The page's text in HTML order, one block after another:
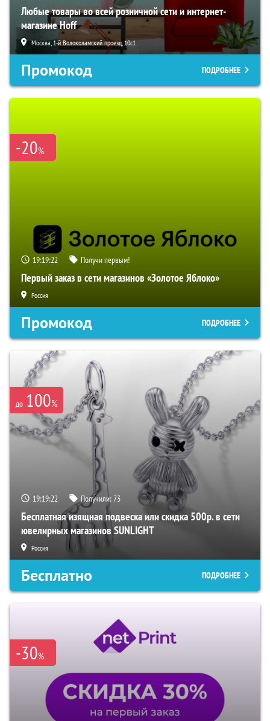
Любые товары во всей розничной сети и интернет-
магазине Hoff
Москва, 1-й Волоколамский проезд, 10с1
Промокод ПОДРОБНЕЕ
-20%
19:19:21 Получи первым!
Первый заказ в сети магазинов «Золотое Яблоко»
Россия
Промокод ПОДРОБНЕЕ
до 100%
19:19:21 Получили:73
Бесплатная изящная подвеска или скидка 500р. в сети
ювелирных магазинов SUNLIGHT
Россия
Бесплатно ПОДРОБНЕЕ
-30%